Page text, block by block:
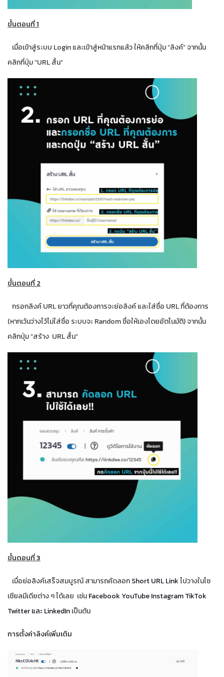
ขั้นตอนที่ 1
เมื่อเข้าสู่ระบบ Login และเข้าสู่หน้าแรกแล้ว ให้คลิกที่ปุ่ม “ลิงค์” จากนั้น
คลิกที่ปุ่ม “URL สั้น”
ขั้นตอนที่ 2
กรอกลิงค์ URL ยาวที่คุณต้องการจะย่อลิงค์ และใส่ชื่อ URL ที่ต้องการ
(หากเว้นว่างไว้ไม่ใส่ชื่อ ระบบจะ Random ชื่อให้เองโดยอัตโนมัติ) จากนั้น
คลิกปุ่ม “สร้าง URL สั้น”
ขั้นตอนที่ 3
เมื่อย่อลิงค์เสร็จสมบูรณ์ สามารถคัดลอกShort URL Linkไปวางในโซ
เชียลมีเดียต่าง ๆ ได้เลย เช่นFacebook YouTube Instagram TikTok
Twitter และ LinkedInเป็นต้น
การตั้งค่าลิงค์เพิ่มเติม